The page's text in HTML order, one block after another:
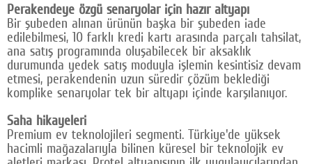
Perakendeye özgü senaryolar için hazır altyapı
Bir şubeden alınan ürünün başka bir şubeden iade
edilebilmesi, 10 farklı kredi kartı arasında parçalı tahsilat,
ana satış programında oluşabilecek bir aksaklık
durumunda yedek satış moduyla işlemin kesintisiz devam
etmesi, perakendenin uzun süredir çözüm beklediği
komplike senaryolar tek bir altyapı içinde karşılanıyor.
Saha hikayeleri
Premium ev teknolojileri segmenti. Türkiye'de yüksek
hacimli mağazalarıyla bilinen küresel bir teknolojik ev